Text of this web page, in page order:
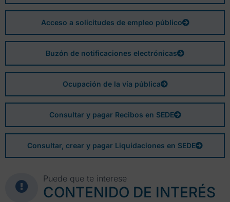
Acceso a solicitudes de empleo público
Buzón de notificaciones electrónicas
Ocupación de la vía pública
Consultar y pagar Recibos en SEDE
Consultar, crear y pagar Liquidaciones en SEDE
Puede que te interese
CONTENIDO DE INTERÉS